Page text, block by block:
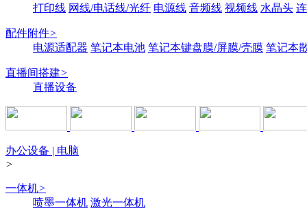
打印线 网线/电话线/光纤 电源线 音频线 视频线 水晶头
配件附件>
电源适配器 笔记本电池 笔记本键盘膜/屏膜/壳膜 笔记本
直播间搭建>
直播设备
办公设备 | 电脑
>
一体机>
喷墨一体机 激光一体机